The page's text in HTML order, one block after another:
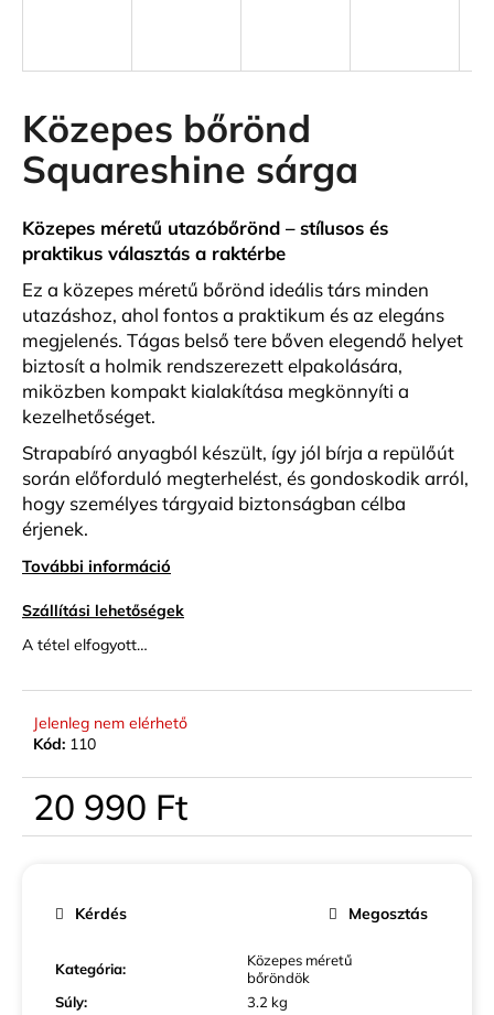
Közepes bőrönd
Squareshine sárga
Közepes méretű utazóbőrönd – stílusos és
praktikus választás a raktérbe
Ez a közepes méretű bőrönd ideális társ minden
utazáshoz, ahol fontos a praktikum és az elegáns
megjelenés. Tágas belső tere bőven elegendő helyet
biztosít a holmik rendszerezett elpakolására,
miközben kompakt kialakítása megkönnyíti a
kezelhetőséget.
Strapabíró anyagból készült, így jól bírja a repülőút
során előforduló megterhelést, és gondoskodik arról,
hogy személyes tárgyaid biztonságban célba
érjenek.
További információ
Szállítási lehetőségek
A tétel elfogyott…
Jelenleg nem elérhető
Kód: 110
20 990 Ft
Egységár:
Kategória:
Közepes méretű
bőröndök
Súly:
3.2 kg
Kérdés Megosztás
A
á
n
l
j
k
KIS
MÉRETŰ
KABINBŐRÖND
EZÜST
SZÍNBEN
EXKLUZÍV
23
440
Ft